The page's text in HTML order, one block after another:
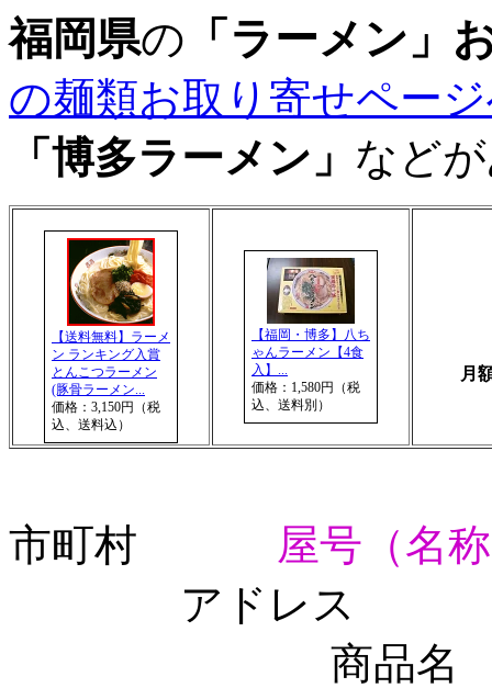
福岡県の 「ラーメン」
の麺類お取り寄せペー
「博多ラーメン」 など
【送料無料】ラーメ
ン ランキング入賞
とんこつラーメン
(豚骨ラーメン...
価格：3,150円（税
込、送料込）
【福岡・博多】八ち
ゃんラーメン【4食
入】...
価格：1,580円（税
込、送料別）
月
市町村 屋号（名
アドレス
商品名